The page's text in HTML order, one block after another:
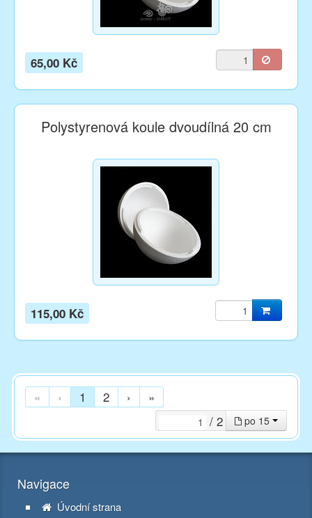
65,00 Kč
Polystyrenová koule dvoudílná 20 cm
115,00 Kč
« ‹ 1 2 › »
po 15
/ 2
Navigace
Úvodní strana